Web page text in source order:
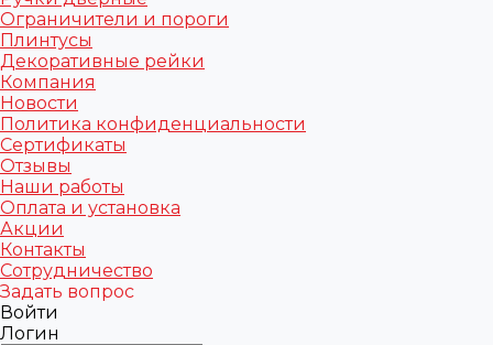
Ограничители и пороги
Плинтусы
Декоративные рейки
Компания
Новости
Политика конфиденциальности
Сертификаты
Отзывы
Наши работы
Оплата и установка
Акции
Контакты
Сотрудничество
Задать вопрос
Войти
Логин